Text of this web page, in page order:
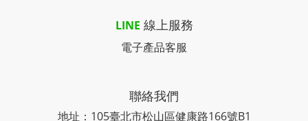
LINE 線上服務
電子產品客服
聯絡我們
地址：105臺北市松山區健康路166號B1